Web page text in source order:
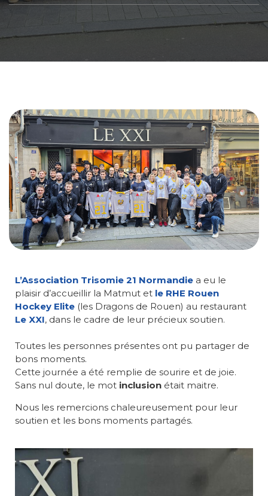
L’Association Trisomie 21 Normandie a eu le
plaisir d’accueillir la Matmut et le RHE Rouen
Hockey Elite (les Dragons de Rouen) au restaurant
Le XXI, dans le cadre de leur précieux soutien.
Toutes les personnes présentes ont pu partager de
bons moments.
Cette journée a été remplie de sourire et de joie.
Sans nul doute, le mot inclusion était maitre.
Nous les remercions chaleureusement pour leur
soutien et les bons moments partagés.